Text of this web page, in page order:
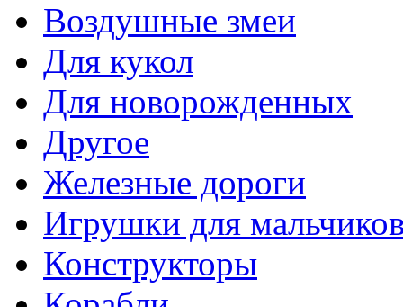
Воздушные змеи
Для кукол
Для новорожденных
Другое
Железные дороги
Игрушки для
Конструкторы